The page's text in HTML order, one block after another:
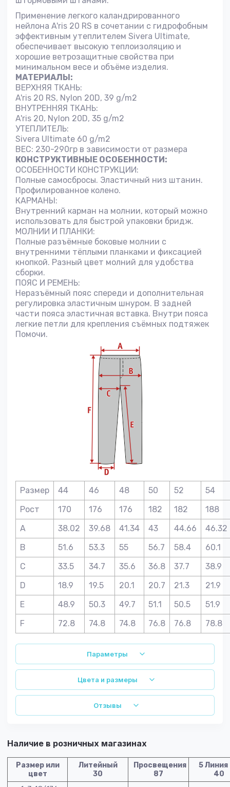
Применение легкого каландрированного
нейлона A'ris 20 RS в сочетании с гидрофобным
эффективным утеплителем Sivera Ultimate,
обеспечивает высокую теплоизоляцию и
хорошие ветрозащитные свойства при
минимальном весе и объёме изделия.
МАТЕРИАЛЫ:
ВЕРХНЯЯ ТКАНЬ:
A'ris 20 RS, Nylon 20D, 39 g/m2
ВНУТРЕННЯЯ ТКАНЬ:
A'ris 20, Nylon 20D, 35 g/m2
УТЕПЛИТЕЛЬ:
Sivera Ultimate 60 g/m2
ВЕС: 230-290гр в зависимости от размера
КОНСТРУКТИВНЫЕ ОСОБЕННОСТИ:
ОСОБЕННОСТИ КОНСТРУКЦИИ:
Полные самосбросы. Эластичный низ штанин.
Профилированное колено.
КАРМАНЫ:
Внутренний карман на молнии, который можно
использовать для быстрой упаковки бридж.
МОЛНИИ И ПЛАНКИ:
Полные разъёмные боковые молнии с
внутренними тёплыми планками и фиксацией
кнопкой. Разный цвет молний для удобства
сборки.
ПОЯС И РЕМЕНЬ:
Неразъёмный пояс спереди и дополнительная
регулировка эластичным шнуром. В задней
части пояса эластичная вставка. Внутри пояса
легкие петли для крепления съёмных подтяжек
Помочи.
Размер 44 46 48 50 52
54
Рост
170 176 176 182 182
188
A
38.02 39.68 41.34 43 44.66
46.32
B
51.6 53.3 55 56.7 58.4
60.1
C
33.5 34.7 35.6 36.8 37.7
38.9
D
18.9 19.5 20.1 20.7 21.3
21.9
E
48.9 50.3 49.7 51.1 50.5
51.9
F
72.8 74.8 74.8 76.8 76.8 78.8
Параметры
Цвета и размеры
Отзывы
Наличие в розничных магазинах
Размер или
цвет
Литейный
30
Просвещения
87
5 Линия
40